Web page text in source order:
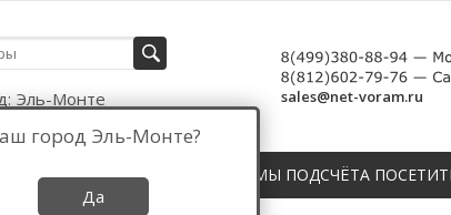
Эль-Монте
город Эль-Монте?
Да
sales@net-voram.ru
СЧЁТЧИКИ, ДАТЧИКИ И СИСТЕМЫ ПОДСЧЁТА